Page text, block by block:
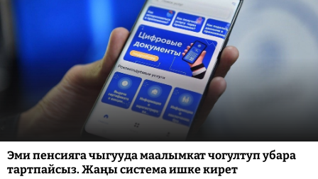
Эми пенсияга чыгууда маалымкат чогултуп убара
тартпайсыз. Жаңы система ишке кирет